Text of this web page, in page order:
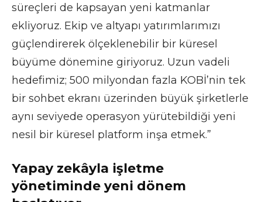
süreçleri de kapsayan yeni katmanlar
ekliyoruz. Ekip ve altyapı yatırımlarımızı
güçlendirerek ölçeklenebilir bir küresel
büyüme dönemine giriyoruz. Uzun vadeli
hedefimiz; 500 milyondan fazla KOBİ’nin tek
bir sohbet ekranı üzerinden büyük şirketlerle
aynı seviyede operasyon yürütebildiği yeni
nesil bir küresel platform inşa etmek.”
Yapay zekâyla işletme
yönetiminde yeni dönem